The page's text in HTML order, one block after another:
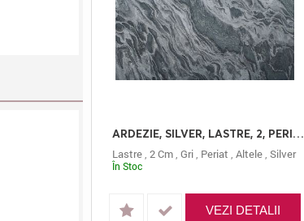
ARDEZIE, SILVER, LASTRE, 2, PERIAT
Lastre, 2 Cm, Gri, Periat , Altele, Silver
În Stoc
VEZI DETALII